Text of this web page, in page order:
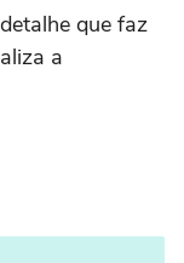
que faz
a